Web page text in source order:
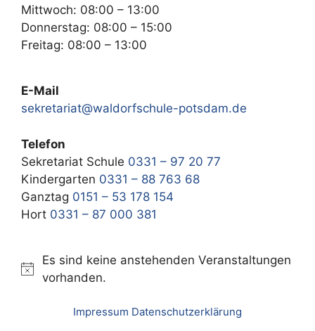
Mittwoch: 08:00 – 13:00
Donnerstag: 08:00 – 15:00
Freitag: 08:00 – 13:00
E-Mail
sekretariat@waldorfschule-potsdam.de
Telefon
Sekretariat Schule 0331 – 97 20 77
Kindergarten 0331 – 88 763 68
Ganztag 0151 – 53 178 154
Hort 0331 – 87 000 381
H
Es sind keine anstehenden Veranstaltungen
vorhanden.
Impressum Datenschutzerklärung